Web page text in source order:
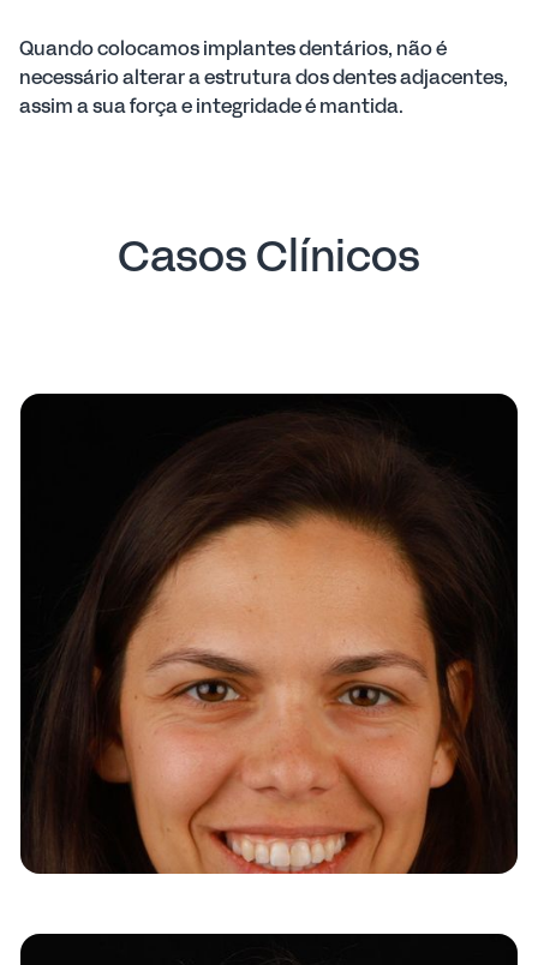
Quando colocamos implantes dentários, não é
necessário alterar a estrutura dos dentes adjacentes,
assim a sua força e integridade é mantida.
Casos Clínicos